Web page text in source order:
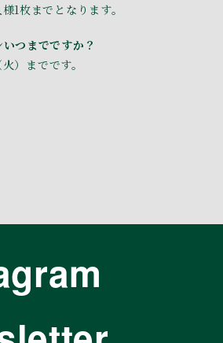
1枚までとなります。
つまでですか？
）までです。